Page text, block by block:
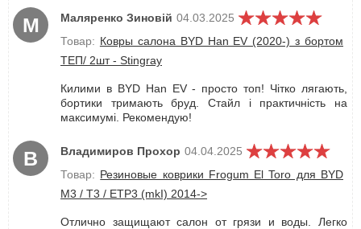
М Маляренко Зиновій 04.03.2025
Товар: Ковры салона BYD Han EV (2020-) з бортом
ТЕП/ 2шт - Stingray
Килими в BYD Han EV - просто топ! Чітко лягають,
бортики тримають бруд. Стайл і практичність на
максимумі. Рекомендую!
В Владимиров Прохор 04.04.2025
Товар: Резиновые коврики Frogum El Toro для BYD
M3 / T3 / ETP3 (mkI) 2014->
Отлично защищают салон от грязи и воды. Легко